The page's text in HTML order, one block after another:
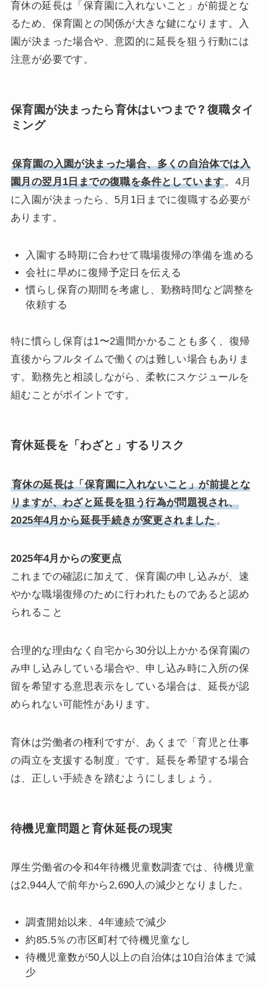
育休の延長は「保育園に入れないこと」が前提とな
るため、保育園との関係が大きな鍵になります。入
園が決まった場合や、意図的に延長を狙う行動には
注意が必要です。
保育園が決まったら育休はいつまで？復職タイ
ミング
保育園の入園が決まった場合、多くの自治体では入
園月の翌月1日までの復職を条件としています。4月
に入園が決まったら、5月1日までに復職する必要が
あります。
入園する時期に合わせて職場復帰の準備を進める
会社に早めに復帰予定日を伝える
慣らし保育の期間を考慮し、勤務時間など調整を
依頼する
特に慣らし保育は1〜2週間かかることも多く、復帰
直後からフルタイムで働くのは難しい場合もありま
す。勤務先と相談しながら、柔軟にスケジュールを
組むことがポイントです。
育休延長を「わざと」するリスク
育休の延長は「保育園に入れないこと」が前提とな
りますが、わざと延長を狙う行為が問題視され、
2025年4月から延長手続きが変更されました。
2025年4月からの変更点
これまでの確認に加えて、保育園の申し込みが、速
やかな職場復帰のために行われたものであると認め
られること
合理的な理由なく自宅から30分以上かかる保育園の
み申し込みしている場合や、申し込み時に入所の保
留を希望する意思表示をしている場合は、延長が認
められない可能性があります。
育休は労働者の権利ですが、あくまで「育児と仕事
の両立を支援する制度」です。延長を希望する場合
は、正しい手続きを踏むようにしましょう。
待機児童問題と育休延長の現実
厚生労働省の令和4年待機児童数調査では、待機児童
は2,944人で前年から2,690人の減少となりました。
調査開始以来、4年連続で減少
約85.5％の市区町村で待機児童なし
待機児童数が50人以上の自治体は10自治体まで減
少